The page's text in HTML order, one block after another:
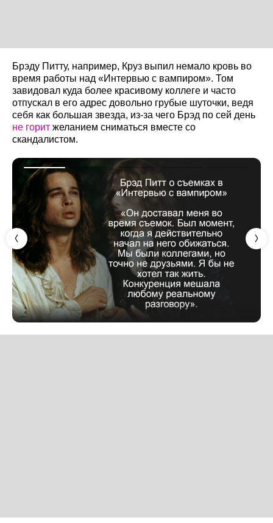
Брэду Питту, например, Круз выпил немало кровь во
время работы над «Интервью с вампиром». Том
завидовал куда более красивому коллеге и часто
отпускал в его адрес довольно грубые шуточки, ведя
себя как большая звезда, из-за чего Брэд по сей день
не горит желанием сниматься вместе со
скандалистом.